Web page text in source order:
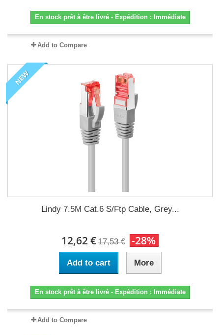
En stock prêt à être livré - Expédition : Immédiate
Add to Compare
NEW
Lindy 7.5M Cat.6 S/Ftp Cable, Grey...
12,62 € 17,53 € -28%
Add to cart More
En stock prêt à être livré - Expédition : Immédiate
Add to Compare